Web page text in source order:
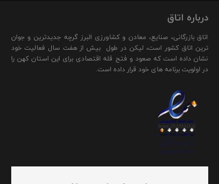
درباره اتاق
اتاق بازرگانی، صنایع، معادن و کشاورزی البرز گرچه جدیدترین و جوان
ترین اتاق کشور است، لیکن در طول بیش از هفت سال فعالیت خود
نشان داده است که صعود و فتح قله اقتصادی برای این استان کهن را
در اولویت برنامه های خود قرار داده است.